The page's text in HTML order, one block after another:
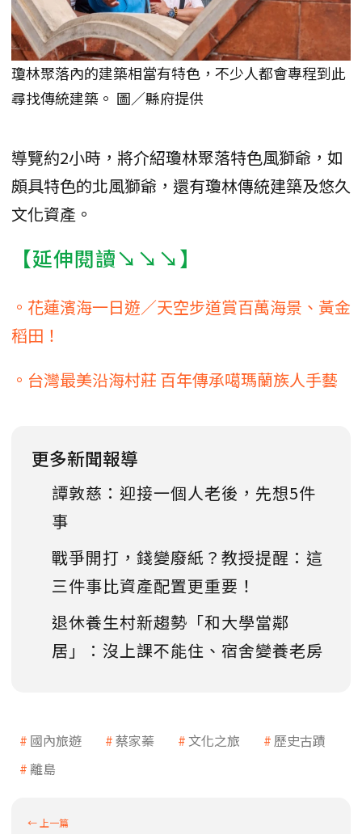
瓊林聚落內的建築相當有特色，不少人都會專程到此
尋找傳統建築。 圖／縣府提供
導覽約2小時，將介紹瓊林聚落特色風獅爺，如
頗具特色的北風獅爺，還有瓊林傳統建築及悠久
文化資產。
【延伸閱讀↘↘↘】
。花蓮濱海一日遊／天空步道賞百萬海景、黃金
稻田！
。台灣最美沿海村莊 百年傳承噶瑪蘭族人手藝
更多新聞報導
譚敦慈：迎接一個人老後，先想5件
事
戰爭開打，錢變廢紙？教授提醒：這
三件事比資產配置更重要！
退休養生村新趨勢「和大學當鄰
居」：沒上課不能住、宿舍變養老房
國內旅遊 蔡家蓁 文化之旅
歷史古蹟
離島